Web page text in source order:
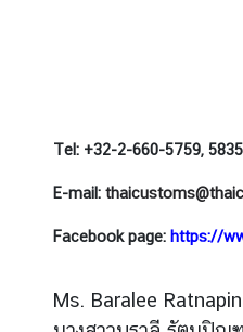
ก
า
ศ
ก
ง
Tel: +32-2-660-5759, 5835
E-mail:
Facebook page: https://
Ms. Baralee